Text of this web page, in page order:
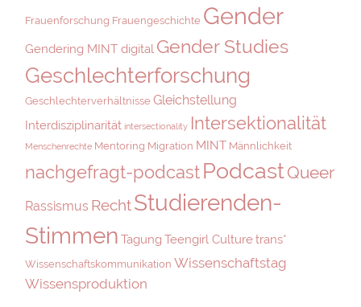
Frauenforschung Frauengeschichte Gender
Gendering MINT digital Gender Studies
Geschlechterforschung
Geschlechterverhältnisse Gleichstellung
Interdisziplinarität intersectionality Intersektionalität
Menschenrechte Mentoring Migration MINT Männlichkeit
nachgefragt-podcastPodcastQueer
Rassismus RechtStudierenden-
Stimmen Tagung Teengirl Culturetrans*
Wissenschaftskommunikation Wissenschaftstag
Wissensproduktion